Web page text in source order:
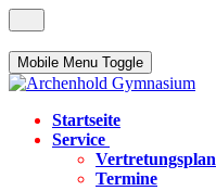
Mobile Menu Toggle
Startseite
Service
Vertretungsplan
Termine